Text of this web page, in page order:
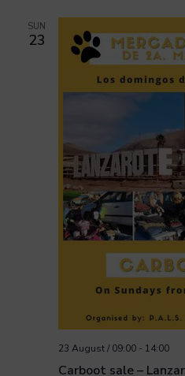
SUN
23
Carboot sale –
23 August / 09:00- 14:00